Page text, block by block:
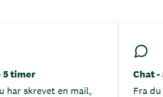
5 timer
har skrevet en mail,
Chat
Fra